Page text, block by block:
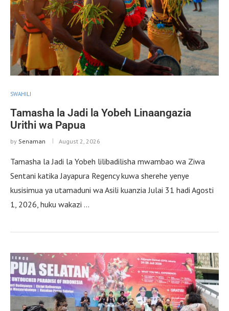
SWAHILI
Tamasha la Jadi la Yobeh Linaangazia
Urithi wa Papua
by Senaman August 2, 2026
Tamasha la Jadi la Yobeh lilibadilisha mwambao wa Ziwa
Sentani katika Jayapura Regency kuwa sherehe yenye
kusisimua ya utamaduni wa Asili kuanzia Julai 31 hadi Agosti
1, 2026, huku wakazi …